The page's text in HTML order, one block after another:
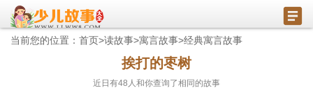
当前您的位置： 首页>读故事>寓言故事>经典寓言故事
挨打的枣树
近日有48 人和你查询了相同的故事